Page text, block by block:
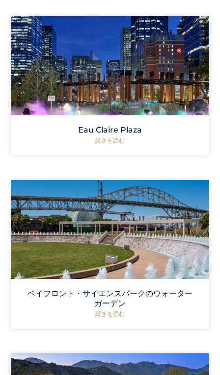
Eau Claire Plaza
続きを読む
ベイフロント・サイエンスパークのウォーター
ガーデン
続きを読む